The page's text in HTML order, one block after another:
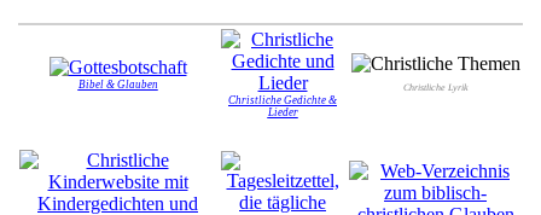
Bibel & Glauben
Christliche Gedichte &
Lieder
Christliche Lyrik